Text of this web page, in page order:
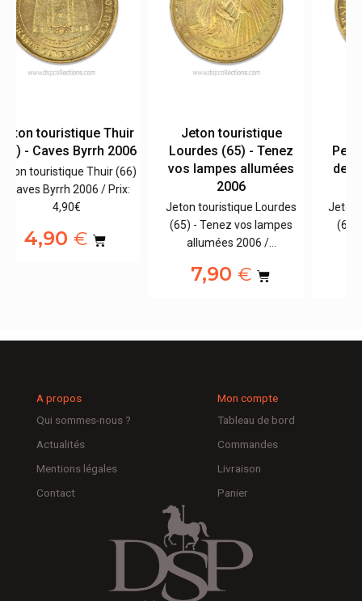
Jeton touristique
Perdigan (66) - Palais
des rois de Majorque
2006
Jeton touristique Perdigan
Majorque 2006…
Jeton touristique Thuir
(66) - Caves Byrrh 2006
Jeton touristique Thuir (66)
- Caves Byrrh 2006 / Prix:
4,90€
4,90€
A propos
Qui sommes-nous ?
Actualités
Mentions légales
Contact
Mon compte
Tableau de bord
Commandes
Livraison
Panier